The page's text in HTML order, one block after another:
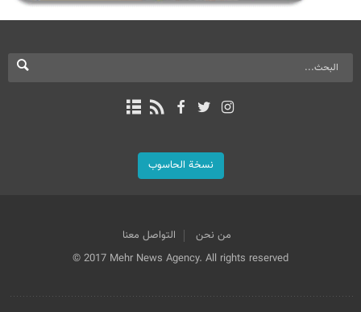
نسخة الحاسوب
من نحن
التواصل معنا
© 2017 Mehr News Agency. All rights reserved